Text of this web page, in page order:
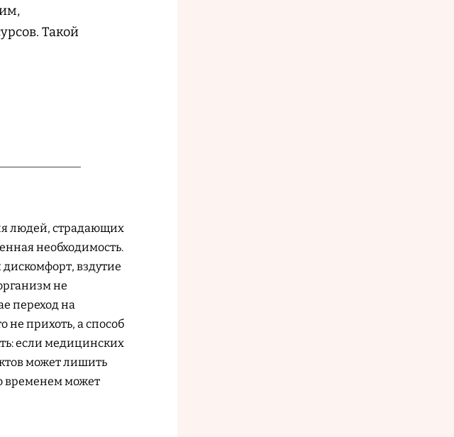
Такой
людей, страдающих
необходимость.
вздутие
не
переход на
не прихоть, а способ
если медицинских
может лишить
временем может